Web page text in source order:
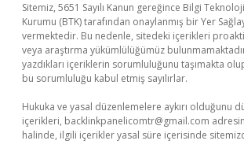
Sitemiz, 5651 Sayılı Kanun gereğince Bilgi
Kurumu (BTK) tarafından onaylanmış bir Yer
vermektedir. Bu nedenle, sitedeki içerikleri
veya araştırma yükümlülüğümüz
yazdıkları içeriklerin sorumluluğunu taşımakta
bu sorumluluğu kabul etmiş sayılırlar.
Hukuka ve yasal düzenlemelere aykırı olduğunu
içerikleri, backlinkpanelicomtr@gmail.com
halinde, ilgili içerikler yasal süre içerisinde